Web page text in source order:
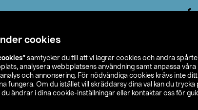
cookies
samtycker du till att vi lagrar cookies och andra
analysera webbplatsens användning samt anpassa
och annonsering. För nödvändiga cookies krävs inte
fungera. Om du istället vill skräddarsy dina val kan du trycka
ändrar i dina cookie-inställningar eller kontaktar oss för